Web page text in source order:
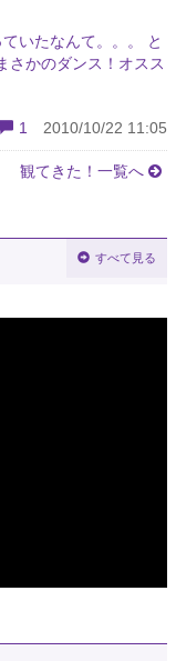
いたなんて。。。 と
さかのダンス！オスス
1 2010/10/22 11:05
観てきた！一覧へ
すべて見る